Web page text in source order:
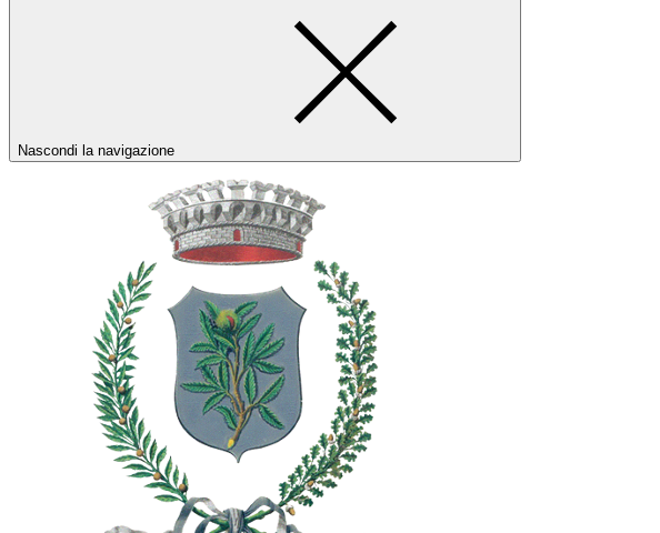
Nascondi la navigazione